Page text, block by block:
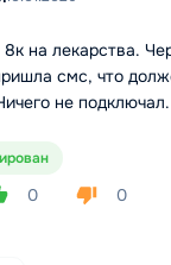
на лекарства.
смс, что
не
0
0